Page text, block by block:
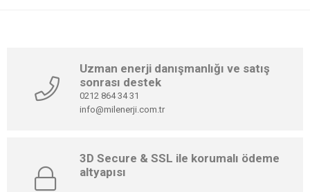
Uzman enerji danışmanlığı ve satış
sonrası destek
0212 864 34 31
info@milenerji.com.tr
3D Secure & SSL ile korumalı ödeme
altyapısı